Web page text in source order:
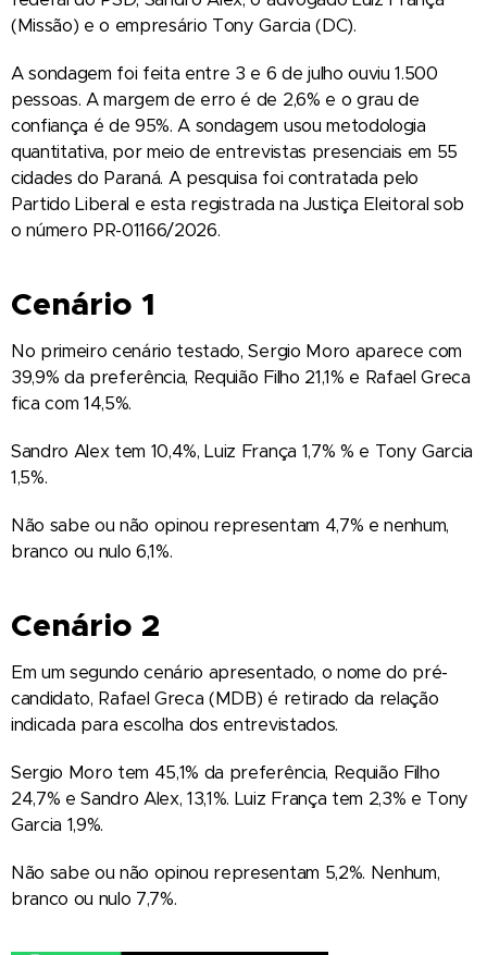
(Missão) e o empresário Tony Garcia (DC).
A sondagem foi feita entre 3 e 6 de julho ouviu 1.500
pessoas. A margem de erro é de 2,6% e o grau de
confiança é de 95%. A sondagem usou metodologia
quantitativa, por meio de entrevistas presenciais em 55
cidades do Paraná. A pesquisa foi contratada pelo
Partido Liberal e esta registrada na Justiça Eleitoral sob
o número PR-01166/2026.
Cenário 1
No primeiro cenário testado, Sergio Moro aparece com
39,9% da preferência, Requião Filho 21,1% e Rafael Greca
fica com 14,5%.
Sandro Alex tem 10,4%, Luiz França 1,7% % e Tony Garcia
1,5%.
Não sabe ou não opinou representam 4,7% e nenhum,
branco ou nulo 6,1%.
Cenário 2
Em um segundo cenário apresentado, o nome do pré-
candidato, Rafael Greca (MDB) é retirado da relação
indicada para escolha dos entrevistados.
Sergio Moro tem 45,1% da preferência, Requião Filho
24,7% e Sandro Alex, 13,1%. Luiz França tem 2,3% e Tony
Garcia 1,9%.
Não sabe ou não opinou representam 5,2%. Nenhum,
branco ou nulo 7,7%.